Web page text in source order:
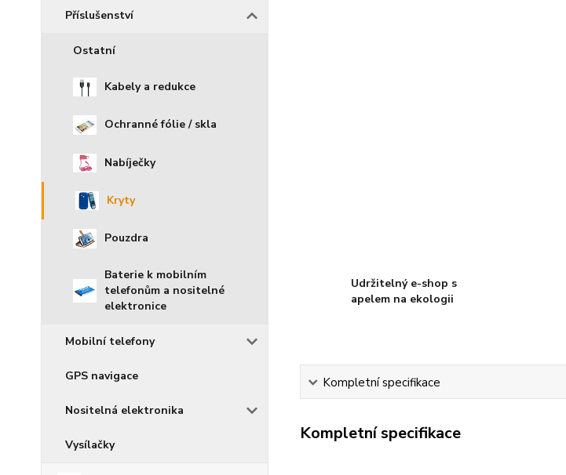
Příslušenství
Ostatní
Kabely a redukce
Ochranné fólie / skla
Nabíječky
Kryty
Pouzdra
Baterie k mobilním
telefonům a nositelné
elektronice
Mobilní telefony
GPS navigace
Nositelná elektronika
Vysílačky
Udržitelný e-shop s
apelem na ekologii
Kompletní specifikace
Kompletní specifikace